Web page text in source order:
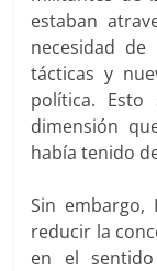
estaban
necesidad de
tácticas y
política. Esto
dimensión
había tenido
Sin embargo,
reducir la
en el